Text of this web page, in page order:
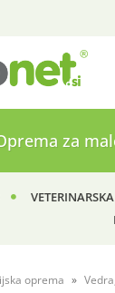
za
oprema